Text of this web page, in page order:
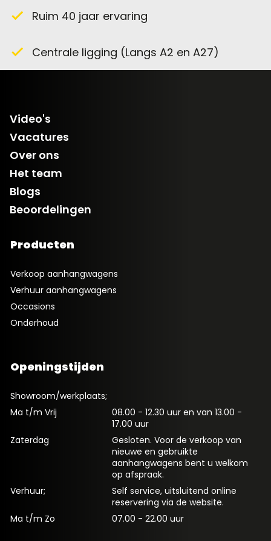
check Ruim 40 jaar ervaring
check Centrale ligging (Langs A2 en A27)
Video's
Vacatures
Over ons
Het team
Blogs
Beoordelingen
Producten
Verkoop aanhangwagens
Verhuur aanhangwagens
Occasions
Onderhoud
Openingstijden
Showroom/werkplaats;
Ma t/m Vrij
08.00 - 12.30 uur en van 13.00 -
17.00 uur
Zaterdag
Gesloten. Voor de verkoop van
nieuwe en gebruikte
aanhangwagens bent u welkom
op afspraak.
Verhuur;
Self service, uitsluitend online
reservering via de website.
Ma t/m Zo
07.00 - 22.00 uur